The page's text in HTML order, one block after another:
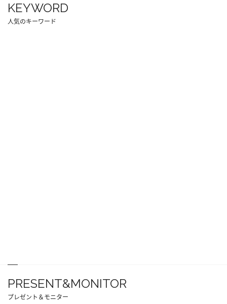
KEYWORD
人気のキーワード
PRESENT&MONITOR
プレゼント＆モニター